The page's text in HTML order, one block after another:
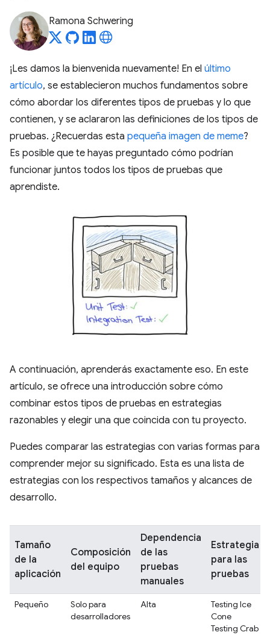
Ramona Schwering
¡Les damos la bienvenida nuevamente! En el último
artículo, se establecieron muchos fundamentos sobre
cómo abordar los diferentes tipos de pruebas y lo que
contienen, y se aclararon las definiciones de los tipos de
pruebas. ¿Recuerdas esta pequeña imagen de meme?
Es posible que te hayas preguntado cómo podrían
funcionar juntos todos los tipos de pruebas que
aprendiste.
A continuación, aprenderás exactamente eso. En este
artículo, se ofrece una introducción sobre cómo
combinar estos tipos de pruebas en estrategias
razonables y elegir una que coincida con tu proyecto.
Puedes comparar las estrategias con varias formas para
comprender mejor su significado. Esta es una lista de
estrategias con los respectivos tamaños y alcances de
desarrollo.
Tamaño
de la
aplicación
Composición
del equipo
Dependencia
de las
pruebas
manuales
Estrategia
para las
pruebas
Pequeño
Solo para
desarrolladores
Alta
Testing Ice
Cone
Testing Crab